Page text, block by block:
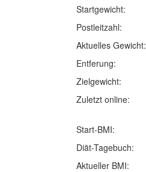
Startgewicht:
Postleitzahl:
Aktuelles Gewicht:
Entferung:
Zielgewicht:
Zuletzt online:
Start-BMI:
Diät-Tagebuch:
Aktueller BMI: